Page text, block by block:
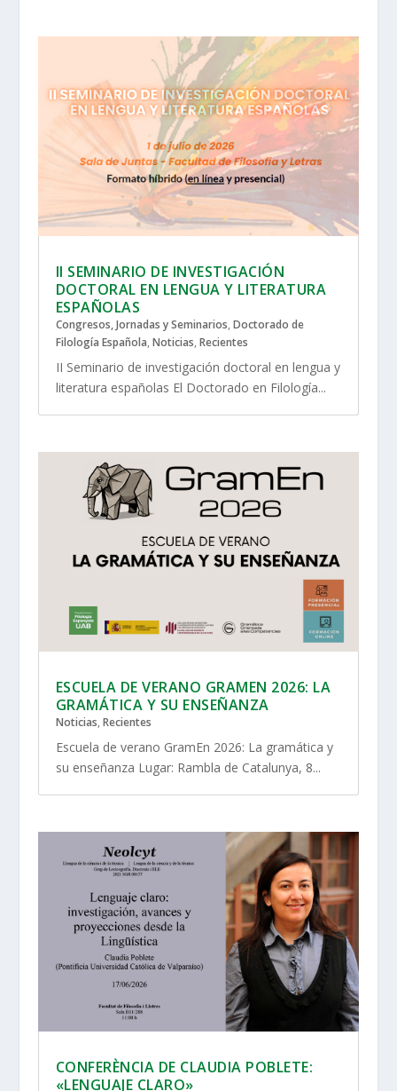
II SEMINARIO DE INVESTIGACIÓN
DOCTORAL EN LENGUA Y LITERATURA
ESPAÑOLAS
Congresos, Jornadas y Seminarios, Doctorado de
Filología Española, Noticias, Recientes
II Seminario de investigación doctoral en lengua y
literatura españolas El Doctorado en Filología...
ESCUELA DE VERANO GRAMEN 2026: LA
GRAMÁTICA Y SU ENSEÑANZA
Noticias, Recientes
Escuela de verano GramEn 2026: La gramática y
su enseñanza Lugar: Rambla de Catalunya, 8...
CONFERÈNCIA DE CLAUDIA POBLETE:
«LENGUAJE CLARO»